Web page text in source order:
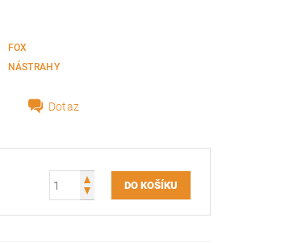
FOX
NÁSTRAHY
Dotaz